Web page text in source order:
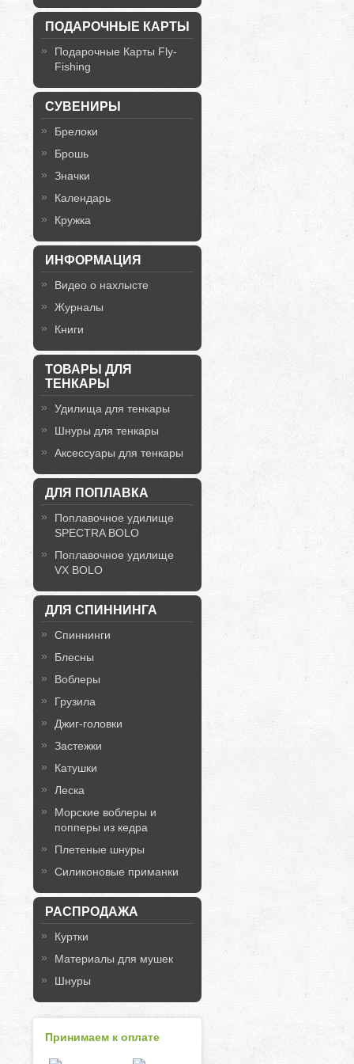
ПОДАРОЧНЫЕ КАРТЫ
Подарочные Карты Fly-
Fishing
СУВЕНИРЫ
Брелоки
Брошь
Значки
Календарь
Кружка
ИНФОРМАЦИЯ
Видео о нахлысте
Журналы
Книги
ТОВАРЫ ДЛЯ
ТЕНКАРЫ
Удилища для тенкары
Шнуры для тенкары
Аксессуары для тенкары
ДЛЯ ПОПЛАВКА
Поплавочное удилище
SPECTRA BOLO
Поплавочное удилище
VX BOLO
ДЛЯ СПИННИНГА
Спиннинги
Блесны
Воблеры
Грузила
Джиг-головки
Застежки
Катушки
Леска
Морские воблеры и
попперы из кедра
Плетеные шнуры
Силиконовые приманки
РАСПРОДАЖА
Куртки
Материалы для мушек
Шнуры
Принимаем к оплате